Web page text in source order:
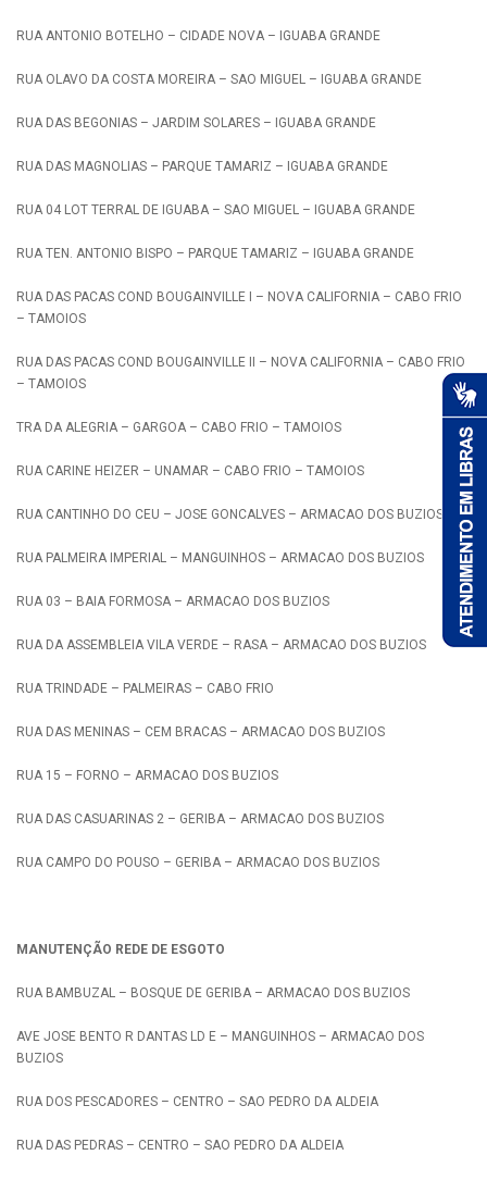
RUA ANTONIO BOTELHO – CIDADE NOVA – IGUABA GRANDE
RUA OLAVO DA COSTA MOREIRA – SAO MIGUEL – IGUABA GRANDE
RUA DAS BEGONIAS – JARDIM SOLARES – IGUABA GRANDE
RUA DAS MAGNOLIAS – PARQUE TAMARIZ – IGUABA GRANDE
RUA 04 LOT TERRAL DE IGUABA – SAO MIGUEL – IGUABA GRANDE
RUA TEN. ANTONIO BISPO – PARQUE TAMARIZ – IGUABA GRANDE
RUA DAS PACAS COND BOUGAINVILLE I – NOVA CALIFORNIA – CABO FRIO
– TAMOIOS
RUA DAS PACAS COND BOUGAINVILLE II – NOVA CALIFORNIA – CABO FRIO
– TAMOIOS
TRA DA ALEGRIA – GARGOA – CABO FRIO – TAMOIOS
RUA CARINE HEIZER – UNAMAR – CABO FRIO – TAMOIOS
RUA CANTINHO DO CEU – JOSE GONCALVES – ARMACAO DOS BUZIOS
RUA PALMEIRA IMPERIAL – MANGUINHOS – ARMACAO DOS BUZIOS
RUA 03 – BAIA FORMOSA – ARMACAO DOS BUZIOS
RUA DA ASSEMBLEIA VILA VERDE – RASA – ARMACAO DOS BUZIOS
RUA TRINDADE – PALMEIRAS – CABO FRIO
RUA DAS MENINAS – CEM BRACAS – ARMACAO DOS BUZIOS
RUA 15 – FORNO – ARMACAO DOS BUZIOS
RUA DAS CASUARINAS 2 – GERIBA – ARMACAO DOS BUZIOS
RUA CAMPO DO POUSO – GERIBA – ARMACAO DOS BUZIOS
MANUTENÇÃO REDE DE ESGOTO
RUA BAMBUZAL – BOSQUE DE GERIBA – ARMACAO DOS BUZIOS
AVE JOSE BENTO R DANTAS LD E – MANGUINHOS – ARMACAO DOS
BUZIOS
RUA DOS PESCADORES – CENTRO – SAO PEDRO DA ALDEIA
RUA DAS PEDRAS – CENTRO – SAO PEDRO DA ALDEIA